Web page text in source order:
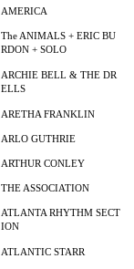
AMERICA
The ANIMALS + ERIC BU
RDON + SOLO
ARCHIE BELL & THE DR
ELLS
ARETHA FRANKLIN
ARLO GUTHRIE
ARTHUR CONLEY
THE ASSOCIATION
ATLANTA RHYTHM SECT
ION
ATLANTIC STARR